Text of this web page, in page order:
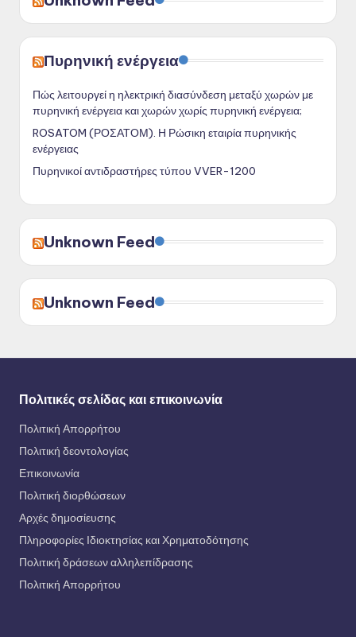
Πυρηνική ενέργεια
Πώς λειτουργεί η ηλεκτρική διασύνδεση μεταξύ χωρών με
πυρηνική ενέργεια και χωρών χωρίς πυρηνική ενέργεια;
ROSATOM (ΡΟΣΑΤΟΜ). Η Ρώσικη εταιρία πυρηνικής
ενέργειας
Πυρηνικοί αντιδραστήρες τύπου VVER-1200
Unknown Feed
Unknown Feed
Πολιτικές σελίδας και επικοινωνία
Πολιτική Απορρήτου
Πολιτική δεοντολογίας
Επικοινωνία
Πολιτική διορθώσεων
Αρχές δημοσίευσης
Πληροφορίες Ιδιοκτησίας και Χρηματοδότησης
Πολιτική δράσεων αλληλεπίδρασης
Πολιτική Απορρήτου